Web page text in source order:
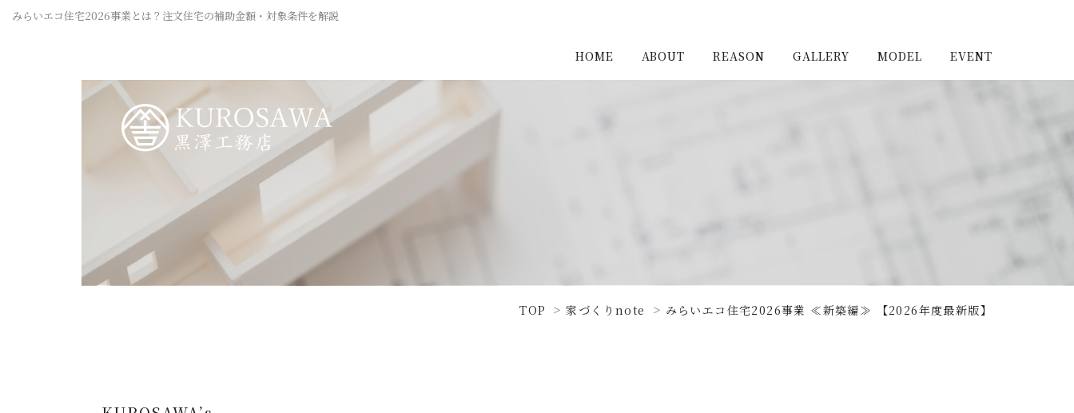
みらいエコ住宅2026事業とは？注文住宅の補助金額・対象条件を解説
HOME ABOUT REASON GALLERY MODEL EVENT
TOP 家づくりnote みらいエコ住宅2026事業 ≪新築編≫ 【2026年度最新版】